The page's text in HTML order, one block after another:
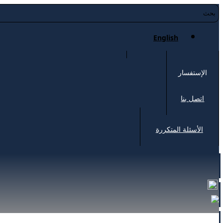
English
الإستفسار
اتصل بنا
الأسئلة المتكررة